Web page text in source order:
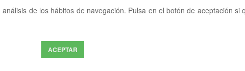
de los hábitos de navegación. Pulsa en el botón de aceptación
ACEPTAR